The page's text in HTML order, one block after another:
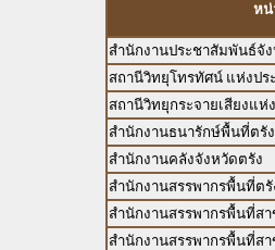
หน่
สำนักงานประชาสัมพันธ์จั
สถานีวิทยุโทรทัศน์ แห่งปร
สถานีวิทยุกระจายเสียงแห่
สำนักงานธนารักษ์พื้นที่ตรัง
สำนักงานคลังจังหวัดตรัง
สำนักงานสรรพากรพื้นที่ตรั
สำนักงานสรรพากรพื้นที่สา
สำนักงานสรรพากรพื้นที่ส